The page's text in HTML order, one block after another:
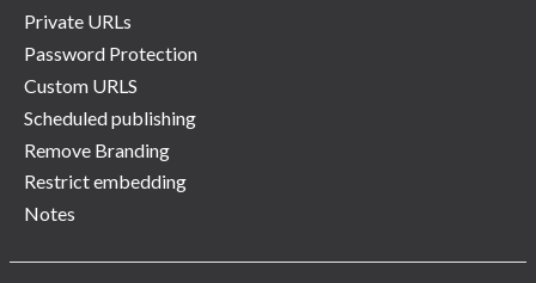
Private URLs
Password Protection
Custom URLS
Scheduled publishing
Remove Branding
Restrict embedding
Notes